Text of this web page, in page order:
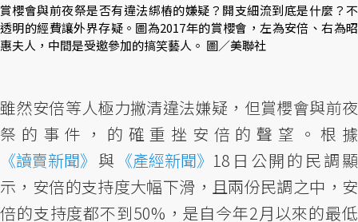
賞櫻會與前夜祭是否有違法綁樁的嫌疑？開支細流到底是什麼？不
透明的經費讓外界存疑。圖為2017年的賞櫻會，左為安倍、右為昭
惠夫人，中間是受邀參加的搞笑藝人。 圖／美聯社
雖然安倍等人極力撇清違法嫌疑，但賞櫻會與前夜
祭的事件，的確重挫安倍的聲望。根據
《讀賣新聞》 與 《產經新聞》 18日公開的民調顯
示，安倍的支持度大幅下滑，且兩份民調之中，安
倍的支持度都不到50%，是自今年2月以來的最低